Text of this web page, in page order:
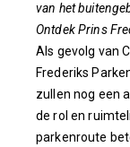
van het
Ontdek Prins
Als gevolg van
Frederiks
zullen nog een
de rol en
parkenroute